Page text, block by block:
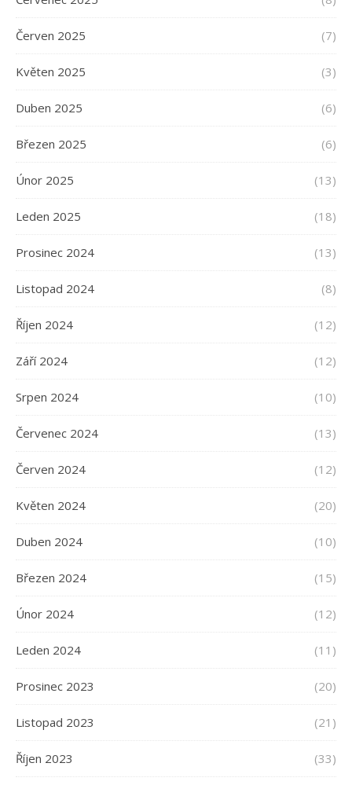
Červen 2025 (7)
Květen 2025 (3)
Duben 2025 (6)
Březen 2025 (6)
Únor 2025 (13)
Leden 2025 (18)
Prosinec 2024 (13)
Listopad 2024 (8)
Říjen 2024 (12)
Září 2024 (12)
Srpen 2024 (10)
Červenec 2024 (13)
Červen 2024 (12)
Květen 2024 (20)
Duben 2024 (10)
Březen 2024 (15)
Únor 2024 (12)
Leden 2024 (11)
Prosinec 2023 (20)
Listopad 2023 (21)
Říjen 2023 (33)